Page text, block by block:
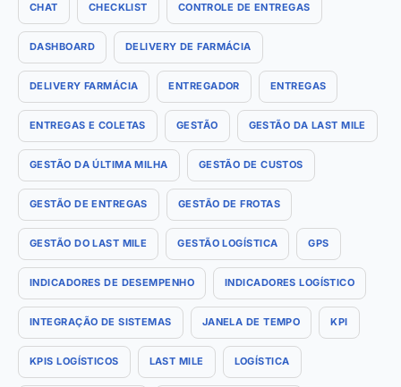
CHAT CHECKLIST CONTROLE DE ENTREGAS
DASHBOARD DELIVERY DE FARMÁCIA
DELIVERY FARMÁCIA ENTREGADOR ENTREGAS
ENTREGAS E COLETAS GESTÃO GESTÃO DA LAST MILE
GESTÃO DA ÚLTIMA MILHA GESTÃO DE CUSTOS
GESTÃO DE ENTREGAS GESTÃO DE FROTAS
GESTÃO DO LAST MILE GESTÃO LOGÍSTICA GPS
INDICADORES DE DESEMPENHO INDICADORES LOGÍSTICO
INTEGRAÇÃO DE SISTEMAS JANELA DE TEMPO KPI
KPIS LOGÍSTICOS LAST MILE LOGÍSTICA